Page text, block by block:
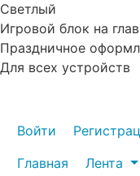
Светлый
Игровой блок на
Праздничное
Для всех устройств
Войти
Главная
Лента